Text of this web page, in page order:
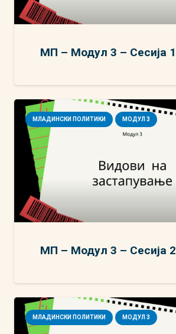
МП – Модул 3 – Сесија 1
МЛАДИНСКИ ПОЛИТИКИ МОДУЛ 3
МП – Модул 3 – Сесија 2
МЛАДИНСКИ ПОЛИТИКИ МОДУЛ 3